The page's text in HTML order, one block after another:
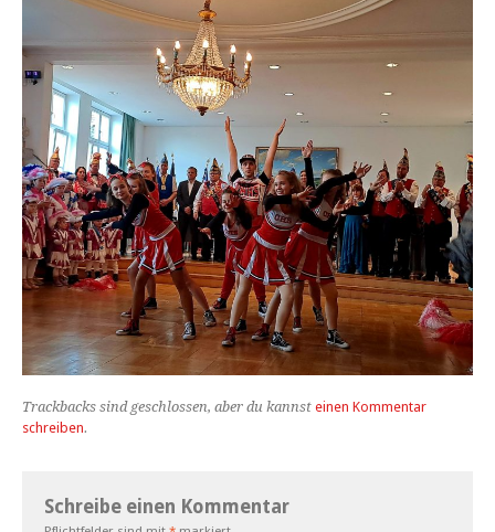
Trackbacks sind geschlossen, aber du kannst einen Kommentar
schreiben.
Schreibe einen Kommentar